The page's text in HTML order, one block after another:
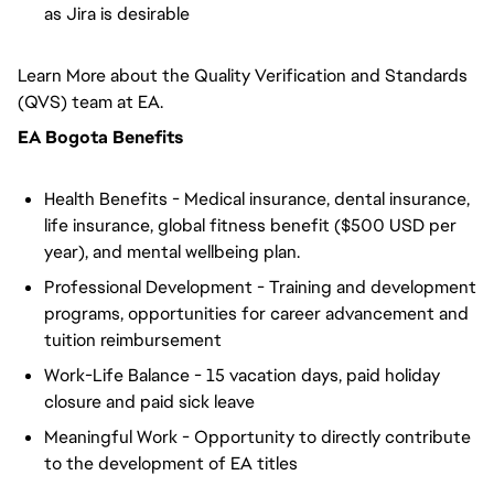
as Jira is desirable
Learn More about the Quality Verification and Standards
(QVS) team at EA.
EA Bogota Benefits
Health Benefits - Medical insurance, dental insurance,
life insurance, global fitness benefit ($500 USD per
year), and mental wellbeing plan.
Professional Development - Training and development
programs, opportunities for career advancement and
tuition reimbursement
Work-Life Balance - 15 vacation days, paid holiday
closure and paid sick leave
Meaningful Work - Opportunity to directly contribute
to the development of EA titles